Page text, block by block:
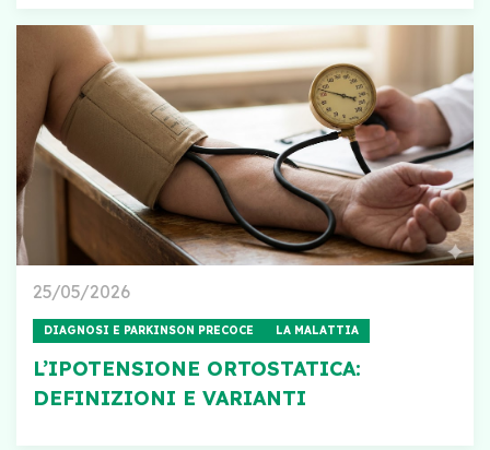
25/05/2026
DIAGNOSI E PARKINSON PRECOCE LA MALATTIA
L’IPOTENSIONE ORTOSTATICA:
DEFINIZIONI E VARIANTI